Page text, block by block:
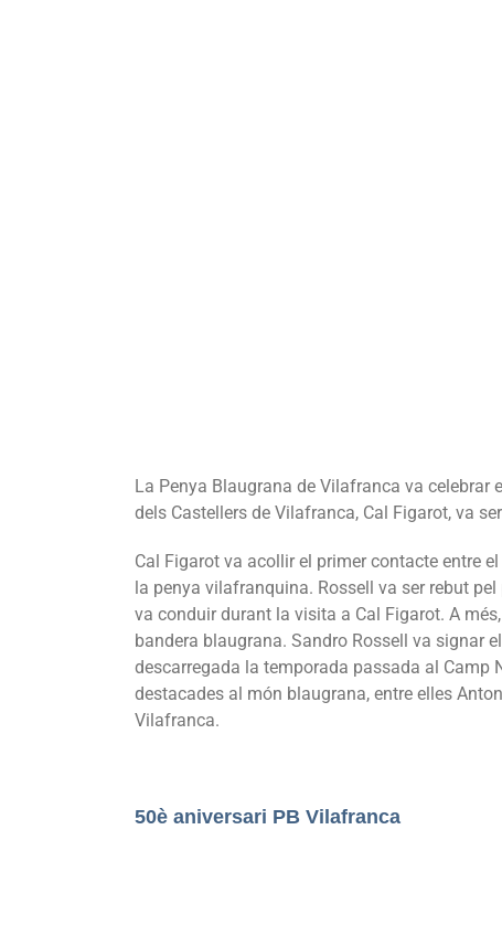
La Penya Blaugrana de Vilafranca va celebrar
dels Castellers de Vilafranca, Cal Figarot, va
Cal Figarot va acollir el primer contacte entre
la penya vilafranquina. Rossell va ser rebut
va conduir durant la visita a Cal Figarot. A
bandera blaugrana. Sandro Rossell va signar
descarregada la temporada passada al Camp
destacades al món blaugrana, entre elles
Vilafranca.
50è aniversari PB Vilafranca